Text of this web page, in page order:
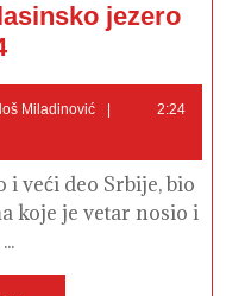
jezero
iz
–
Vlasinsko
Miladinović
2:24
koje je vetar nosio i